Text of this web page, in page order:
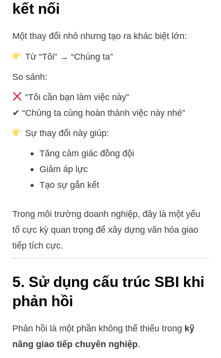
kết nối
Một thay đổi nhỏ nhưng tạo ra khác biệt lớn:
Từ “Tôi” → “Chúng ta”
So sánh:
“Tôi cần bạn làm việc này”
✔ “Chúng ta cùng hoàn thành việc này nhé”
Sự thay đổi này giúp:
Tăng cảm giác đồng đội
Giảm áp lực
Tạo sự gắn kết
Trong môi trường doanh nghiệp, đây là một yếu
tố cực kỳ quan trọng để xây dựng văn hóa giao
tiếp tích cực.
5. Sử dụng cấu trúc SBI khi
phản hồi
Phản hồi là một phần không thể thiếu trong kỹ
năng giao tiếp chuyên nghiệp.